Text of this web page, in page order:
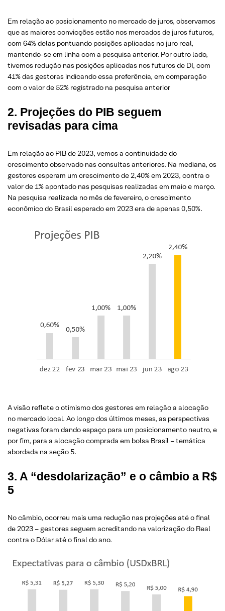
Em relação ao posicionamento no mercado de juros, observamos
que as maiores convicções estão nos mercados de juros futuros,
com 64% delas pontuando posições aplicadas no juro real,
mantendo-se em linha com a pesquisa anterior. Por outro lado,
tivemos redução nas posições aplicadas nos futuros de DI, com
41% das gestoras indicando essa preferência, em comparação
com o valor de 52% registrado na pesquisa anterior
2. Projeções do PIB seguem
revisadas para cima
Em relação ao PIB de 2023, vemos a continuidade do
crescimento observado nas consultas anteriores. Na mediana, os
gestores esperam um crescimento de 2,40% em 2023, contra o
valor de 1% apontado nas pesquisas realizadas em maio e março.
Na pesquisa realizada no mês de fevereiro, o crescimento
econômico do Brasil esperado em 2023 era de apenas 0,50%.
A visão reflete o otimismo dos gestores em relação a alocação
no mercado local. Ao longo dos últimos meses, as perspectivas
negativas foram dando espaço para um posicionamento neutro, e
por fim, para a alocação comprada em bolsa Brasil – temática
abordada na seção 5.
3. A “desdolarização” e o câmbio a R$
5
No câmbio, ocorreu mais uma redução nas projeções até o final
de 2023 – gestores seguem acreditando na valorização do Real
contra o Dólar até o final do ano.